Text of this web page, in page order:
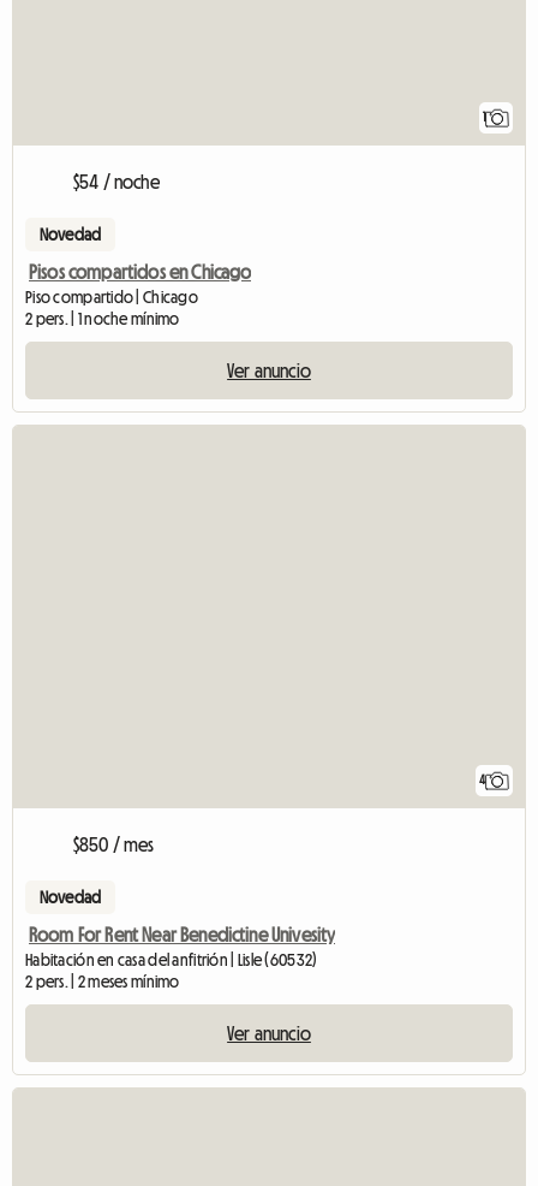
1
$54 / noche
Novedad
Pisos compartidos en Chicago
Piso compartido | Chicago
2 pers. | 1 noche mínimo
Ver anuncio
4
$850 / mes
Novedad
Room For Rent Near Benedictine Univesity
Habitación en casa del anfitrión | Lisle (60532)
2 pers. | 2 meses mínimo
Ver anuncio